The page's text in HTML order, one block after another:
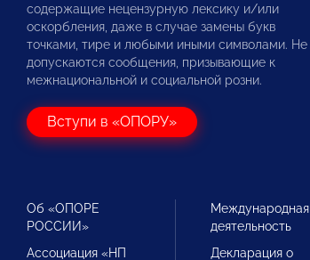
содержащие нецензурную лексику и/или
оскорбления, даже в случае замены букв
точками, тире и любыми иными символами. Не
допускаются сообщения, призывающие к
межнациональной и социальной розни.
Вступи в «ОПОРУ»
Об «ОПОРЕ
РОССИИ»
Ассоциация «НП
Международная
деятельность
Декларация о